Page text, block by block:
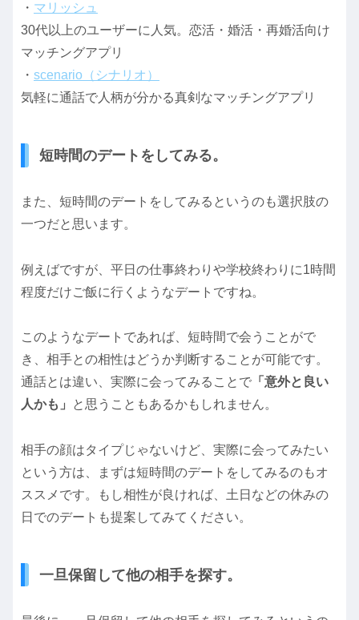
・ マリッシュ
30代以上のユーザーに人気。恋活・婚活・再婚活向け
マッチングアプリ
・ scenario（シナリオ）
気軽に通話で人柄が分かる真剣なマッチングアプリ
短時間のデートをしてみる。
また、短時間のデートをしてみるというのも選択肢の
一つだと思います。
例えばですが、平日の仕事終わりや学校終わりに1時間
程度だけご飯に行くようなデートですね。
このようなデートであれば、短時間で会うことがで
き、相手との相性はどうか判断することが可能です。
通話とは違い、実際に会ってみることで 「意外と良い
人かも」
と思うこともあるかもしれません。
相手の顔はタイプじゃないけど、実際に会ってみたい
という方は、まずは短時間のデートをしてみるのもオ
ススメです。もし相性が良ければ、土日などの休みの
日でのデートも提案してみてください。
一旦保留して他の相手を探す。